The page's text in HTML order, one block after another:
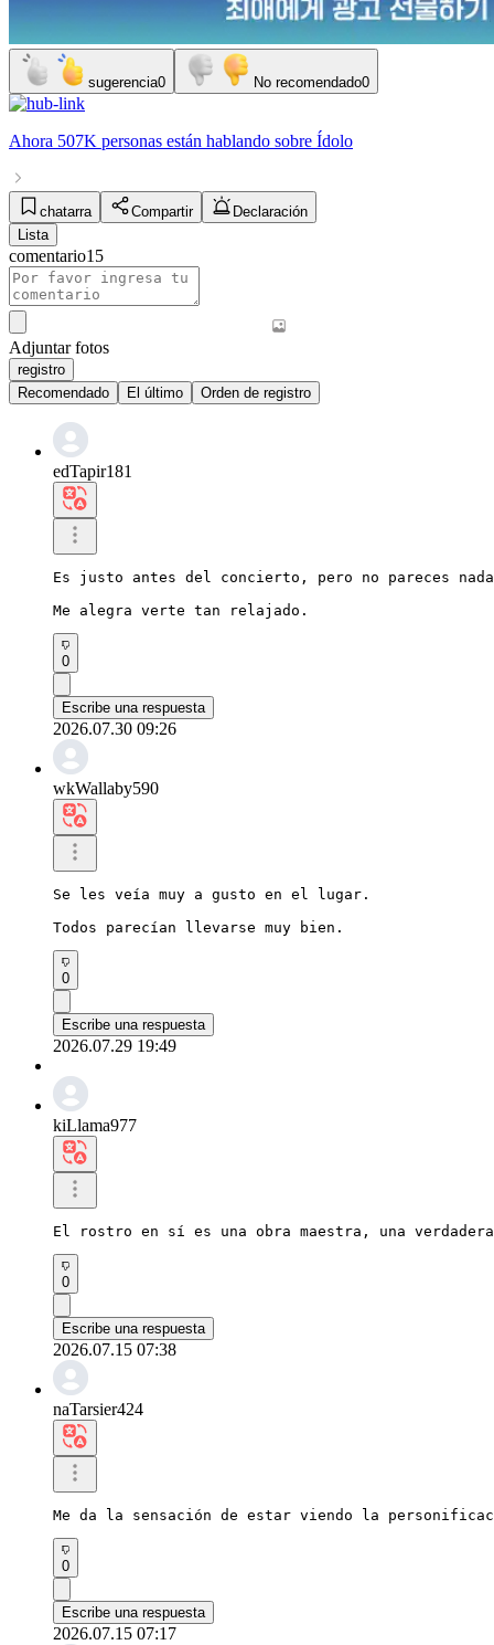
sugerencia0 No recomendado0
Ahora 507K personas están hablando sobre Ídolo
chatarra Compartir
Declaración
Lista
comentario15
Adjuntar fotos
registro
Recomendado
El último Orden de registro
edTapir181
Es justo antes del concierto, pero no pareces
Me alegra verte tan relajado.
0
Escribe una respuesta
2026.07.30 09:26
wkWallaby590
Se les veía muy a gusto en el lugar.
Todos parecían llevarse muy bien.
0
Escribe una respuesta
2026.07.29 19:49
kiLlama977
El rostro en sí es una obra maestra, una
0
Escribe una respuesta
2026.07.15 07:38
naTarsier424
Me da la sensación de estar viendo la
0
Escribe una respuesta
2026.07.15 07:17